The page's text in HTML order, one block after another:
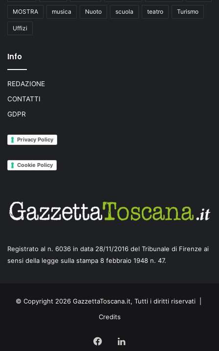
MOSTRA musica Nuoto scuola teatro Turismo
Uffizi
Info
REDAZIONE
CONTATTI
GDPR
Privacy Policy
Cookie Policy
Registrato al n. 6036 in data 28/11/2016 del Tribunale di Firenze ai
sensi della legge sulla stampa 8 febbraio 1948 n. 47.
© Copyright 2026 GazzettaToscana.it, Tutti i diritti riservati |
Credits
FacebookLinkedIn